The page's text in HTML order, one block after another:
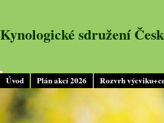
Úvod Plán akcí 2026 Rozvrh
Kynologické sdružení